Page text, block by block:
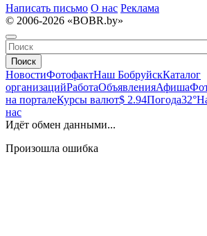
Написать письмо О нас Реклама
© 2006-2026 «BOBR.by»
Поиск
НовостиФотофактНаш БобруйскКаталог
организацийРаботаОбъявленияАфиша
на порталеКурсы валют$ 2.94Погода32°
нас
Идёт обмен данными...
Произошла ошибка